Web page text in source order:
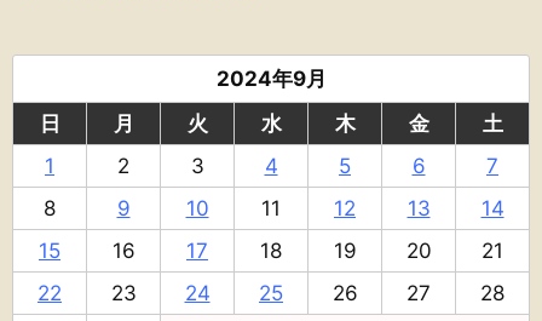
2024年9月
日
月 火 水 木 金
土
1
2 3 4 5 6
7
8
9 10 11 12 13
14
15
16 17 18 19 20
21
22
23 24 25 26 27
28